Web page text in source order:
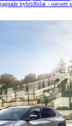
hybridbilar - oavsett